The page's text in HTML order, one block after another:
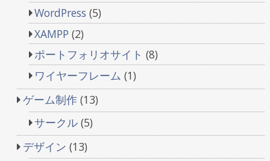
WordPress (5)
XAMPP (2)
ポートフォリオサイト (8)
ワイヤーフレーム (1)
ゲーム制作(13)
サークル (5)
デザイン (13)